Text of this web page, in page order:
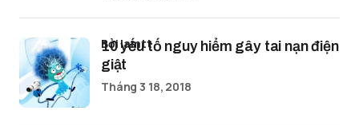
10 yếu tố nguy hiểm gây tai nạn điện
giật
bởi lamtt
Tháng 3 18, 2018